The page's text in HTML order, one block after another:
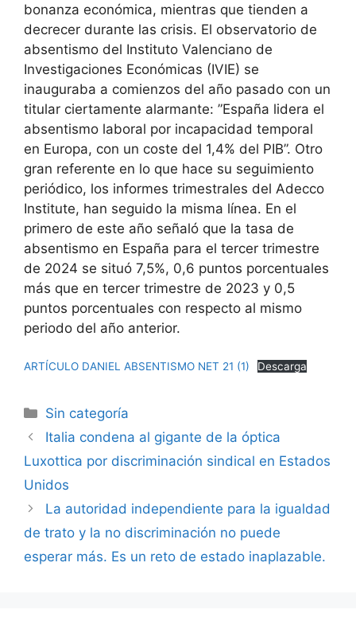
bonanza económica, mientras que tienden a
decrecer durante las crisis. El observatorio de
absentismo del Instituto Valenciano de
Investigaciones Económicas (IVIE) se
inauguraba a comienzos del año pasado con un
titular ciertamente alarmante: ”España lidera el
absentismo laboral por incapacidad temporal
en Europa, con un coste del 1,4% del PIB”. Otro
gran referente en lo que hace su seguimiento
periódico, los informes trimestrales del Adecco
Institute, han seguido la misma línea. En el
primero de este año señaló que la tasa de
absentismo en España para el tercer trimestre
de 2024 se situó 7,5%, 0,6 puntos porcentuales
más que en tercer trimestre de 2023 y 0,5
puntos porcentuales con respecto al mismo
periodo del año anterior.
ARTÍCULO DANIEL ABSENTISMO NET 21 (1) Descarga
Sin categoría
Italia condena al gigante de la óptica
Luxottica por discriminación sindical en Estados
Unidos
La autoridad independiente para la igualdad
de trato y la no discriminación no puede
esperar más. Es un reto de estado inaplazable.